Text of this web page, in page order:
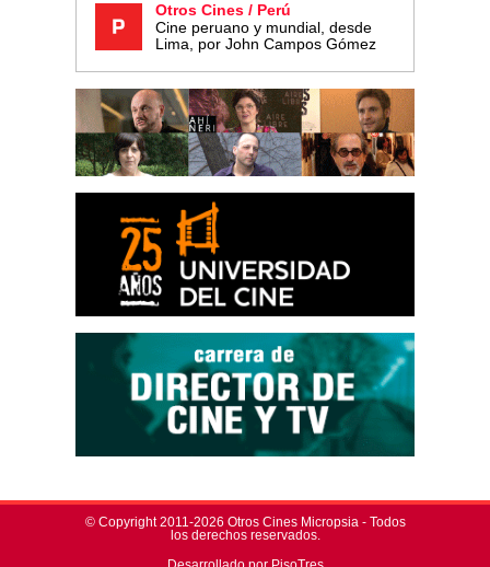
Otros Cines / Perú
Cine peruano y mundial, desde
Lima, por John Campos Gómez
© Copyright 2011-2026 Otros Cines Micropsia - Todos
los derechos reservados.